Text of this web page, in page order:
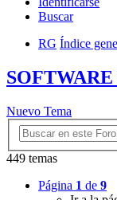
Buscar
RG Índice
Nuevo Tema
449 temas
Página 1 de 9